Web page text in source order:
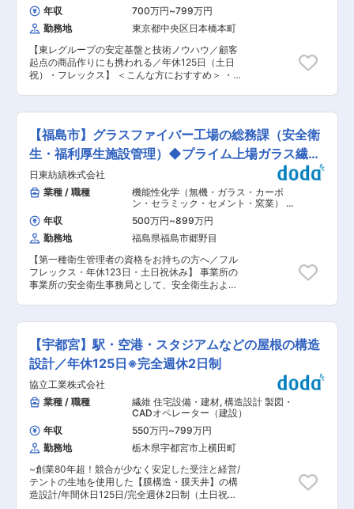
革、人工皮革を中心に、あらゆる素材の企画・製
造・卸販売を行っています。オリジナルの技術を
駆使したデザイン・機能・環境の面で魅力のある
商品の数々は、市場で高いご評価をいただいてい
ます。 2．化粧紙・化粧フィルム事業（住宅・住
設） グラビア方式（凹版印刷）の製版・印刷によ
に使用される装飾用シートを企画・製造・販売し
ています。創業以来、先進の技術力で開発を進め
ど、広く暮らしの中で使われています。 変更の範
囲：会社の定める業務
ランドストアで店長ともに責任者の一人として、
本社リテールチームと連携しながら主体的に業務
にあたります。 直接ユーザーとのコミュニケーシ
ョンができる場所でブランドの価値観、世界観を
体現する役割です。 ■業務詳細： ・店頭での接
客・販売および商品管理 ・店内ディスプレイの提
案、変更、店内美化 ・SNSなどを使った販売促進
など ■店舗の雰囲気： 20〜40代の女性が多く活
ら選ばれるニューエラ。世代・年齢を問わずさま
ざまなお客様が来店されます。 ■ミッション：
単価が低く客数が多い構成ですが、その中でも質
の高いサービス・複数接客を目指し、そのような
パフォーマンスができる人材を探しています。 課
題特定・戦略実施・育成を経て売上を伸ばすこ
と、足を運んでくださる方の満足度を高めること
の双方実現を目指し、ぜひこのようなお店作りを
目指してくださる方のご応募をお待ちしておりま
す。 ■ブランド『New Era（ニューエラ）』につ
いて： 1920年創業、MLB（メジャーリーグ・ベ
ースボール）唯一の公式選手用キャップサプライ
ヤーであり、ストリートファッションのアイコン
ランドです。 変更の範囲：会社の定める業務
年収
700万円~799万円
勤務地
東京都中央区日本橋本町
【東レグループの安定基盤と技術ノウハウ／顧客
起点の商品作りにも携われる／年休125日（土日
祝）・フレックス】 ＜こんな方におすすめ＞ ・
高い商材を扱いながらキャリアアップを目指した
い方 ・商品づくりにも関われるスペックイン営業
に挑戦したい方 ・大手グループの安定した環境
で、裁量を持って働きたい方 ■業務内容 東レグ
ループのメーカー機能付き商社で、住宅資材の法
人営業を担当いただきます。ハウスメーカーへ防
水・断熱・気密材を直販し、商品採用と新規開拓
を推進。将来の組織運営を担っていただきます。
▼具体的には ・ハウスメーカーを対象とした既存
顧客の深耕営業(7割)と新規顧客開拓(3割) ・問い
合わせ・紹介・テレアポ・訪問を活用した新規取
引先の開拓 ・木造戸建住宅向け防水材・断熱材・
気密材の商品提案 ・顧客ニーズを反映した新商品
企画と開発・生産・物流部門との連携業務 ・担当
4〜10社の商談管理・営業支援 ■魅力 ・顧客の声
を起点に、開発部署と連携して商品開発に携わる
や企画スキルも伸ばせます。 ・将来的には幹部候
補としてマネジメントや全国拠点での活躍も可能
です。 ■組織構成 特販営業1課は3名体制（課長1
名、営業2名）で構成され、協力しながら営業活
動を推進しています。 ■育成体制 入社後は社内
研修やOJTを通じて、住宅建材の基礎知識や提案
ノウハウを学んでいただきます。 ■働き方 年間
休日125日、フレックス制度、借上社宅や退職金
制度など働きやすい環境が整っています。 ■企業
魅力 創業130年以上。織・編物の生産・販売を中
心とした繊維事業と、ポリスチレンフォーム断熱
材などから開発した建築資材の生産・販売を中心
とした住宅資材事業を展開しています。 東レグル
【福島市】グラスファイバー工場の総務課（安全衛
生・福利厚生施設管理）◆プライム上場ガラス繊維
メーカー
日東紡績株式会社
業種 / 職種
機能性化学（無機・ガラス・カーボ
ン・セラミック・セメント・窯業） 繊
維, 総務 人事（労務・人事制度） 労働
安全衛生（EHS・HSE）
年収 500万円~899万円
勤務地
福島県福島市郷野目
【第一種衛生管理者の資格をお持ちの方へ／フル
フレックス・年休123日・土日祝休み】 事業所の
事業所の安全衛生事務局として、安全衛生および
しており、高速通信技術の発達や生成AIの普及に
伴い、電気特性や熱特性に優れた当社のガラスク
ロスなど、ニーズはますます拡大しています。本
求人は、グラスファイバーの生産拠点である福島
事業センターの環境整備を法令面からになってい
ただく、安全管理担当に関する求人です。 ■業務
内容 具体的な業務としては、下記をご経験に合わ
せて対応いただきます。 （1）労働環境に関する
法改正の対応に関するとりまとめ （2）安全衛生
教育の実行 （3）産業医や看護師との連携(健康診
断実施、ストレスチェック実施職場巡視) （4）労
働災害防止計画の策定・記録保管、行政対応、防
火防災管理等 （5）事業所の福利厚生施設（食
堂、駐車場、更衣室、トイレ等）の維持管理 ■働
き方 ◇基本的に土日祝休（工場カレンダーによ
【宇都宮】駅・空港・スタジアムなどの屋根の構造
設計／年休125日※完全週休2日制
協立工業株式会社
業種 / 職種
繊維 住宅設備・建材, 構造設計 製図・
CADオペレーター（建設）
年収
550万円~799万円
勤務地
栃木県宇都宮市上横田町
~創業80年超！競合が少なく安定した受注と経営/
テントの生地を使用した【膜構造・膜天井】の構
造設計/年間休日125日/完全週休2日制（土日祝）/